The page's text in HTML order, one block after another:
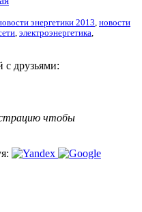
энергетики 2013 новости
электроэнергетика
с друзьями:
чтобы